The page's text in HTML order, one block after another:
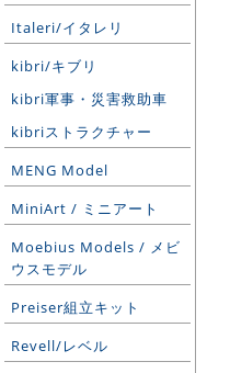
Italeri/イタレリ
kibri/キブリ
kibri軍事・災害救助車
kibriストラクチャー
MENG Model
MiniArt / ミニアート
Moebius Models / メビ
ウスモデル
Preiser組立キット
Revell/レベル